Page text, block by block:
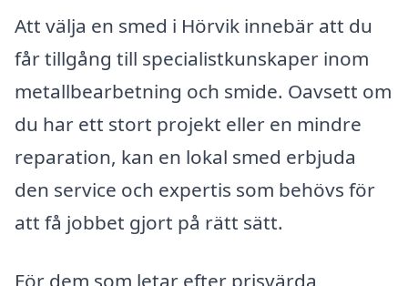
Att välja en smed i Hörvik innebär att du
får tillgång till specialistkunskaper inom
metallbearbetning och smide. Oavsett om
du har ett stort projekt eller en mindre
reparation, kan en lokal smed erbjuda
den service och expertis som behövs för
att få jobbet gjort på rätt sätt.
För dem som letar efter prisvärda